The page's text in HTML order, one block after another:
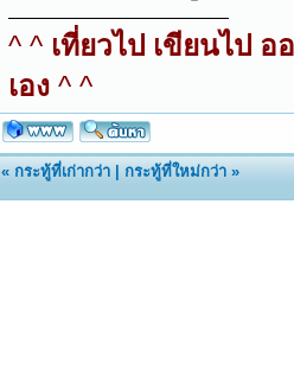
^ ^ เที่ยวไป เขียนไป
เอง ^ ^
«กระทู้ที่เก่ากว่า |กระทู้ที่ใหม่กว่า »